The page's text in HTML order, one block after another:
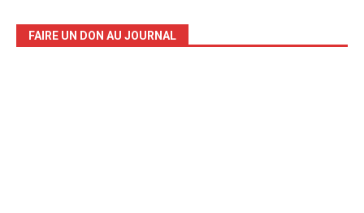
FAIRE UN DON AU JOURNAL